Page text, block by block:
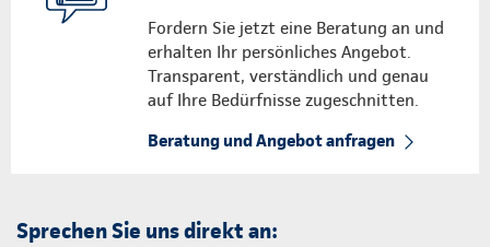
Fordern Sie jetzt eine Beratung an und
erhalten Ihr persönliches Angebot.
Transparent, verständlich und genau
auf Ihre Bedürfnisse zugeschnitten.
Beratung und Angebot anfragen
Sprechen Sie uns direkt an: